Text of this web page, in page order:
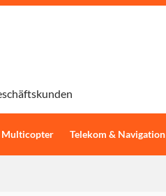
Multicopter Telekom & Navigation